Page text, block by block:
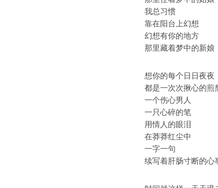
我总习惯
靠在阳台上幻想
幻想有你的地方
那里藏着梦中的新娘
想你的每个日日夜夜
都是一次次揪心的煎
一个伤心男人
一只心碎的笔
用情人的眼泪
在莽莽红尘中
一字一句
续写着肝肠寸断的心